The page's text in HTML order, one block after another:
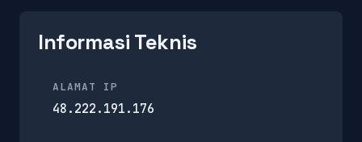
Informasi Teknis
ALAMAT IP
48.222.191.176